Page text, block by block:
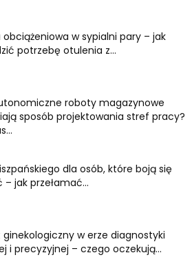
obciążeniowa w sypialni pary – jak
potrzebę otulenia z...
roboty magazynowe
sposób projektowania stref pracy?
dla osób, które boją się
jak przełamać...
ginekologiczny w erze diagnostyki
i precyzyjnej – czego oczekują...